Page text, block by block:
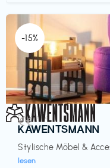
-15%
Einrichtung
KAWENTSMANN
Stylische Möbel &
lesen
€€‎